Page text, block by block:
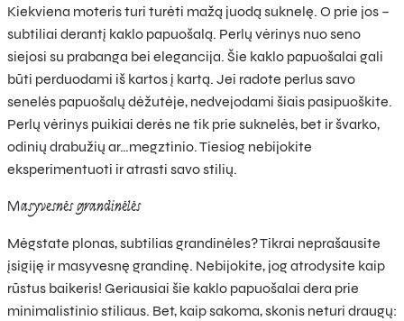
Kiekviena moteris turi turėti mažą juodą suknelę. O prie jos –
subtiliai derantį kaklo papuošalą. Perlų vėrinys nuo seno
siejosi su prabanga bei elegancija. Šie kaklo papuošalai gali
būti perduodami iš kartos į kartą. Jei radote perlus savo
senelės papuošalų dėžutėje, nedvejodami šiais pasipuoškite.
Perlų vėrinys puikiai derės ne tik prie suknelės, bet ir švarko,
odinių drabužių ar…megztinio. Tiesiog nebijokite
eksperimentuoti ir atrasti savo stilių.
Masyvesnės grandinėlės
Mėgstate plonas, subtilias grandinėles? Tikrai neprašausite
įsigiję ir masyvesnę grandinę. Nebijokite, jog atrodysite kaip
rūstus baikeris! Geriausiai šie kaklo papuošalai dera prie
minimalistinio stiliaus. Bet, kaip sakoma, skonis neturi draugų: